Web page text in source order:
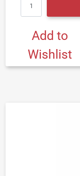
Add to
Wishlist